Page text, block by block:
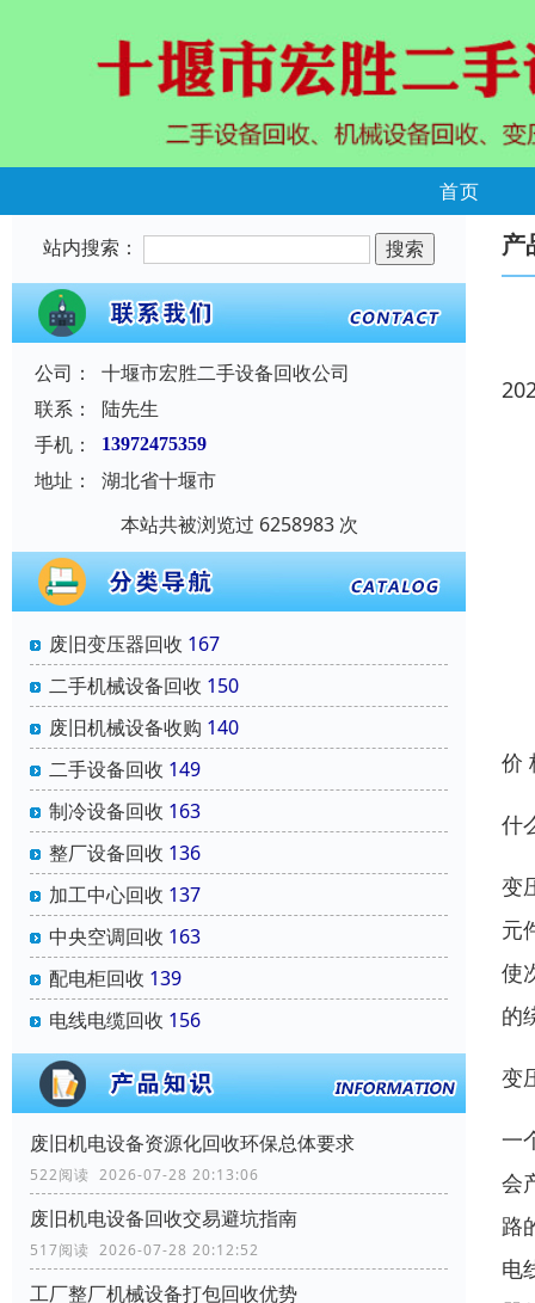
首页
站内搜索：
公司：
十堰市宏胜二手设备回收公司
联系：
陆先生
手机：
13972475359
地址：
湖北省十堰市
本站共被浏览过 6258983 次
废旧变压器回收 167
二手机械设备回收 150
废旧机械设备收购 140
二手设备回收 149
制冷设备回收 163
整厂设备回收 136
加工中心回收 137
中央空调回收 163
配电柜回收 139
电线电缆回收 156
废旧机电设备资源化回收环保总体要求
522阅读 2026-07-28 20:13:06
废旧机电设备回收交易避坑指南
517阅读 2026-07-28 20:12:52
工厂整厂机械设备打包回收优势
产
价
什
变
元
使
的
变
一
会
路
电